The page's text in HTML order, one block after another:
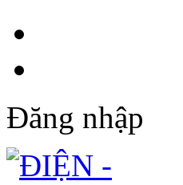
Đăng nhập